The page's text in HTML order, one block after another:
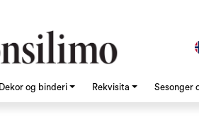
Dekor og binderi Rekvisita Sesonger